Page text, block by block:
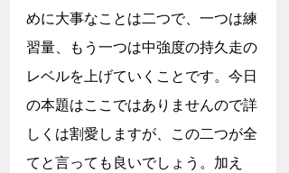
めに大事なことは二つで、一つは練
習量、もう一つは中強度の持久走の
レベルを上げていくことです。今日
の本題はここではありませんので詳
しくは割愛しますが、この二つが全
てと言っても良いでしょう。加え